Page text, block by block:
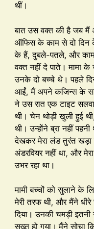
थीं।
बात उस वक्त की है जब मैं
ऑफिस के काम से दो दिन
के हैं, दुबले-पतले, और काम
वक्त नहीं दे पाते। मामा
उनके दो बच्चे थे। पहले
आईं, मैं अपने कजिन्स के
ने उस रात एक टाइट
थी। चेन थोड़ी खुली हुई
थी। उन्होंने ब्रा नहीं
देखकर मेरा लंड तुरंत खड़ा
अंडरवियर नहीं था, और
उभर रहा था।
मामी बच्चों को सुलाने के
मेरी तरफ थी, और मैंने
दिया। उनकी चमड़ी
सख्त हो गया। मैंने सोचा